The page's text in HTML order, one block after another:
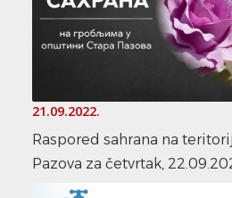
21.09.2022.
Raspored sahrana na
Pazova za četvrtak,